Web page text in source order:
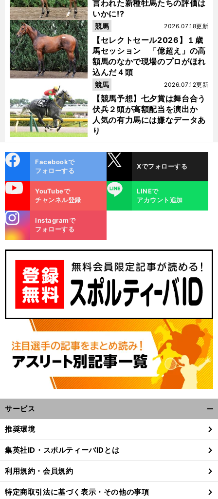
、
。
走
」
言われた新種牡馬たちの評価は
いかに!?
【セレクトセール2026】１歳
馬セッション 「億超え」の高
額馬のなかで現場のプロがほれ
込んだ４頭
2026.07.18更新
競馬
【競馬予想】七夕賞は舞台合う
伏兵２頭が高額配当を演出か
人気の有力馬には嫌なデータあ
り
2026.07.12更新
競馬
ok
Facebookで
フォローする
Xでフォローする
YouTubeで
チャンネル登録
LINE
LINEで
アカウント追加
m
Instagramで
フォローする
サービス
閉
る
推奨環境
集英社ID・スポルティーバIDとは
利用規約・会員規約
特定商取引法に基づく表示・その他の事項